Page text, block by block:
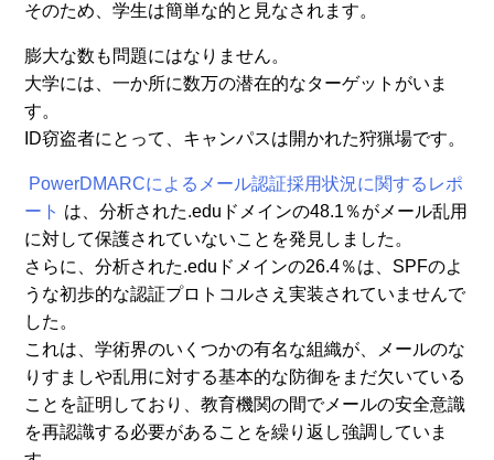
そのため、学生は簡単な的と見なされます。
膨大な数も問題にはなりません。
大学には、一か所に数万の潜在的なターゲットがいま
す。
ID窃盗者にとって、キャンパスは開かれた狩猟場です。
PowerDMARCによるメール認証採用状況に関するレポ
ート は、分析された.eduドメインの48.1％がメール乱用
に対して保護されていないことを発見しました。
さらに、分析された.eduドメインの26.4％は、SPFのよ
うな初歩的な認証プロトコルさえ実装されていませんで
した。
これは、学術界のいくつかの有名な組織が、メールのな
りすましや乱用に対する基本的な防御をまだ欠いている
ことを証明しており、教育機関の間でメールの安全意識
を再認識する必要があることを繰り返し強調していま